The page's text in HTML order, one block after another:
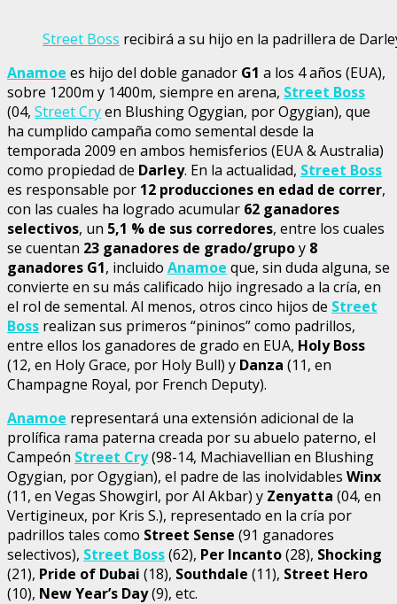
Street Boss recibirá a su hijo en la padrillera de
Anamoe es hijo del doble ganador G1 a los 4 años (EUA),
sobre 1200m y 1400m, siempre en arena, Street Boss
(04, Street Cryen Blushing Ogygian, por Ogygian), que
ha cumplido campaña como semental desde la
temporada 2009 en ambos hemisferios (EUA & Australia)
como propiedad de Darley. En la actualidad, Street Boss
es responsable por 12 producciones en edad de correr,
con las cuales ha logrado acumular 62 ganadores
selectivos, un 5,1 % de sus corredores, entre los cuales
se cuentan 23 ganadores de grado/grupoy 8
ganadores G1, incluido Anamoe que, sin duda alguna, se
convierte en su más calificado hijo ingresado a la cría, en
el rol de semental. Al menos, otros cinco hijos de Street
Boss realizan sus primeros “pininos” como padrillos,
entre ellos los ganadores de grado en EUA, Holy Boss
(12, en Holy Grace, por Holy Bull) y Danza (11, en
Champagne Royal, por French Deputy).
Anamoe representará una extensión adicional de la
prolífica rama paterna creada por su abuelo paterno, el
Campeón Street Cry(98-14, Machiavellian en Blushing
Ogygian, por Ogygian), el padre de las inolvidables Winx
(11, en Vegas Showgirl, por Al Akbar) y Zenyatta (04, en
Vertigineux, por Kris S.), representado en la cría por
padrillos tales como Street Sense (91 ganadores
selectivos), Street Boss(62), Per Incanto(28), Shocking
(21), Pride of Dubai (18), Southdale (11), Street Hero
(10), New Year’s Day(9), etc.